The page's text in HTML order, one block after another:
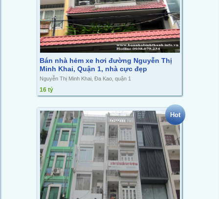
Bán nhà hẻm xe hơi đường Nguyễn Thị
Minh Khai, Quận 1, nhà cực đẹp
Nguyễn Thị Minh Khai, Đa Kao, quận 1
16 tỷ
Hot